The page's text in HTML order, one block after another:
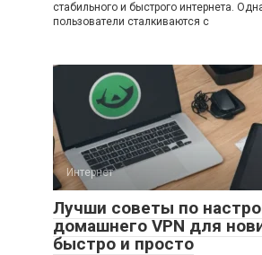
стабильного и быстрого интернета.
пользователи сталкиваются с
Интернет
Лучши советы по
домашнего VPN для
быстро и просто